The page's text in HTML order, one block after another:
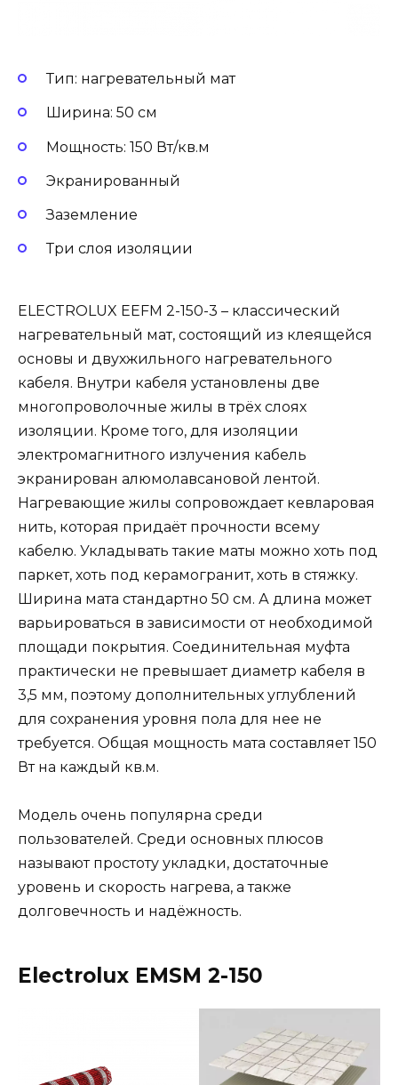
Тип: нагревательный мат
Ширина: 50 см
Мощность: 150 Вт/кв.м
Экранированный
Заземление
Три слоя изоляции
ELECTROLUX EEFM 2-150-3 – классический
нагревательный мат, состоящий из клеящейся
основы и двухжильного нагревательного
кабеля. Внутри кабеля установлены две
многопроволочные жилы в трёх слоях
изоляции. Кроме того, для изоляции
электромагнитного излучения кабель
экранирован алюмолавсановой лентой.
Нагревающие жилы сопровождает кевларовая
нить, которая придаёт прочности всему
кабелю. Укладывать такие маты можно хоть под
паркет, хоть под керамогранит, хоть в стяжку.
Ширина мата стандартно 50 см. А длина может
варьироваться в зависимости от необходимой
площади покрытия. Соединительная муфта
практически не превышает диаметр кабеля в
3,5 мм, поэтому дополнительных углублений
для сохранения уровня пола для нее не
требуется. Общая мощность мата составляет 150
Вт на каждый кв.м.
Модель очень популярна среди
пользователей. Среди основных плюсов
называют простоту укладки, достаточные
уровень и скорость нагрева, а также
долговечность и надёжность.
Electrolux EMSM 2-150